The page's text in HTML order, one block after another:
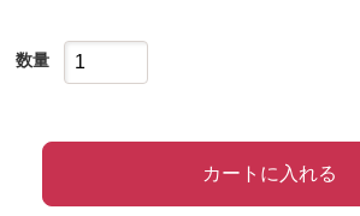
数量
カートに入れる